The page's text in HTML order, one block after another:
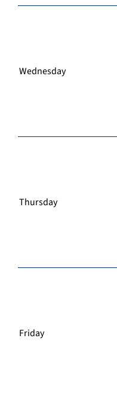
Wednesday
Thursday
Friday